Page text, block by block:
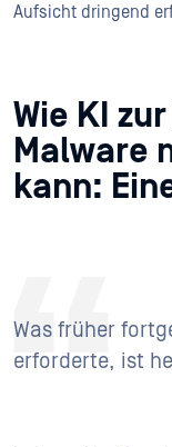
Aufsicht dringend
Wie KI
Malware
kann:
Was früher
erforderte, ist